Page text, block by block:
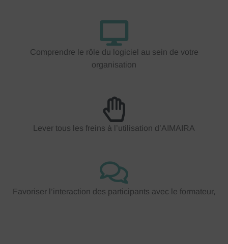
Comprendre le rôle du logiciel au sein de votre
organisation
Lever tous les freins à l’utilisation d’AIMAIRA
Favoriser l’interaction des participants avec le formateur,